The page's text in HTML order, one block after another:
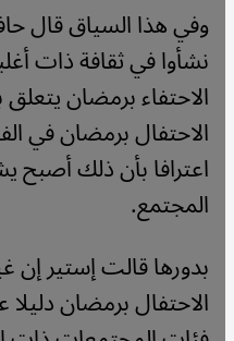
وفي هذا السياق قال
نشأوا في ثقافة ذات
الاحتفاء برمضان يتعلق
الاحتفال برمضان في
اعترافا بأن ذلك أصبح
المجتمع.
بدورها قالت إستير إن
الاحتفال برمضان